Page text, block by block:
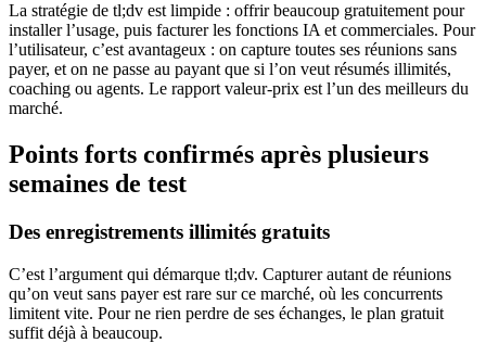
La stratégie de tl;dv est limpide : offrir beaucoup gratuitement pour
installer l’usage, puis facturer les fonctions IA et commerciales. Pour
l’utilisateur, c’est avantageux : on capture toutes ses réunions sans
payer, et on ne passe au payant que si l’on veut résumés illimités,
coaching ou agents. Le rapport valeur-prix est l’un des meilleurs du
marché.
Points forts confirmés après plusieurs
semaines de test
Des enregistrements illimités gratuits
C’est l’argument qui démarque tl;dv. Capturer autant de réunions
qu’on veut sans payer est rare sur ce marché, où les concurrents
limitent vite. Pour ne rien perdre de ses échanges, le plan gratuit
suffit déjà à beaucoup.